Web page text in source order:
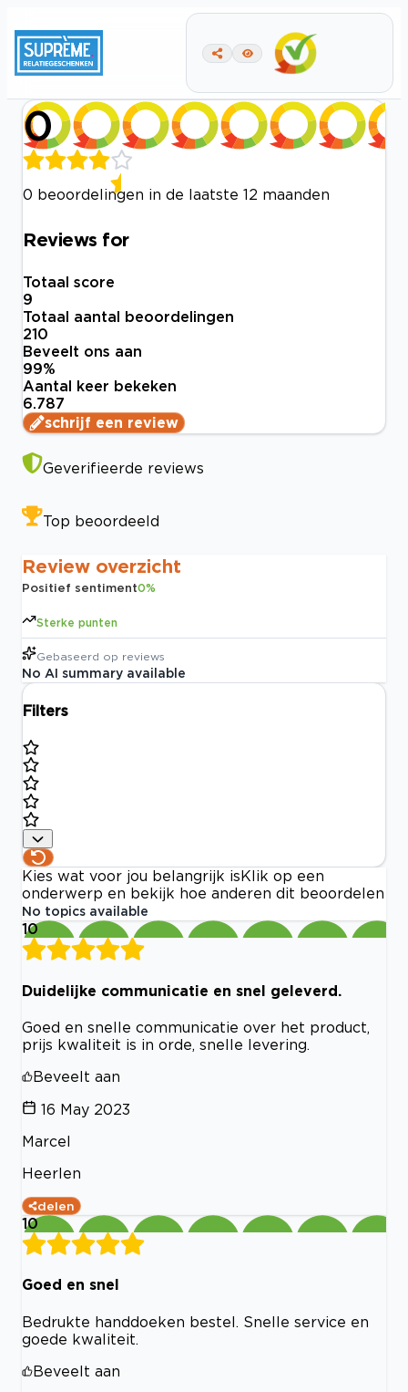
0
0 beoordelingen in de laatste 12 maanden
Reviews for
Totaal score
9
Totaal aantal beoordelingen
210
Beveelt ons aan
99%
Aantal keer bekeken
6.787
schrijf een review
Geverifieerde reviews
Top beoordeeld
Review overzicht
Positief sentiment0%
Sterke punten
Gebaseerd op reviews
No AI summary available
Filters
Kies wat voor jou belangrijk is Klik op een
onderwerp en bekijk hoe anderen dit beoordelen
No topics available
10
Duidelijke communicatie en snel geleverd.
Goed en snelle communicatie over het product,
prijs kwaliteit is in orde, snelle levering.
Beveelt aan
16 May 2023
Marcel
Heerlen
delen
10
Goed en snel
Bedrukte handdoeken bestel. Snelle service en
goede kwaliteit.
Beveelt aan